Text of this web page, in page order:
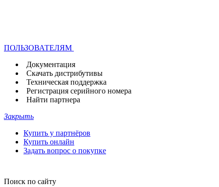
ПОЛЬЗОВАТЕЛЯМ
Документация
Скачать дистрибутивы
Техническая поддержка
Регистрация серийного номера
Найти партнера
Закрыть
Купить у партнёров
Купить онлайн
Задать вопрос о покупке
Поиск по сайту